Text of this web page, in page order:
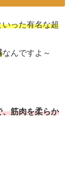
いった有名な超
なんですよ～
、筋肉を柔らか